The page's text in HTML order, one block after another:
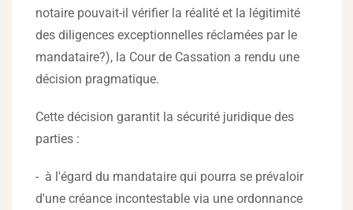
notaire pouvait-il vérifier la réalité et la légitimité
des diligences exceptionnelles réclamées par le
mandataire?), la Cour de Cassation a rendu une
décision pragmatique.
Cette décision garantit la sécurité juridique des
parties :
- à l'égard du mandataire qui pourra se prévaloir
d'une créance incontestable via une ordonnance